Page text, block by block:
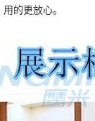
的更放心。